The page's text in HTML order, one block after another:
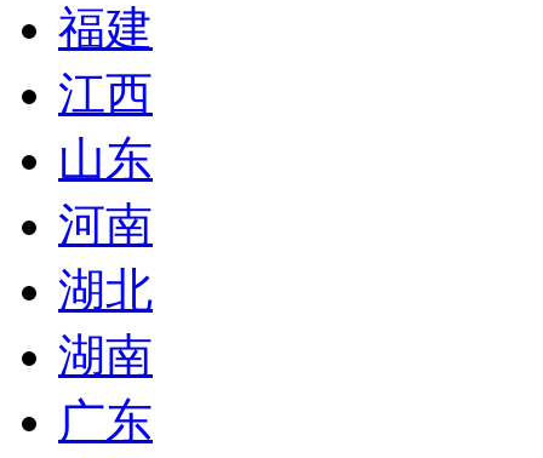
福建
江西
山东
河南
湖北
湖南
广东